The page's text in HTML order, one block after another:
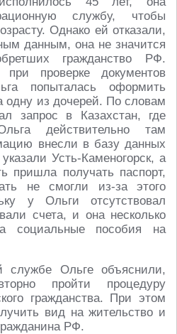
службу, чтобы
Однако ей отказали,
данным, она не значится
гражданство РФ.
проверке документов
попыталась оформить
одну из дочерей. По словам
запрос в Казахстан, где
действительно там
внесли в базу данных
Усть-Каменогорск, а
пришла получать паспорт,
не смогли из-за этого
у Ольги отсутствовал
счета, и она несколько
социальные пособия на
службе Ольге объяснили,
пройти процедуру
гражданства. При этом
вид на жительство и
РФ.